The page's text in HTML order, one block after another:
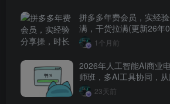
拼多多年费会员，实经
满，干货拉满(更新26年
1个月前
2026年人工智能AI商业
师班，多AI工具协同，
影级短片、品牌广告全
幕）
23天前